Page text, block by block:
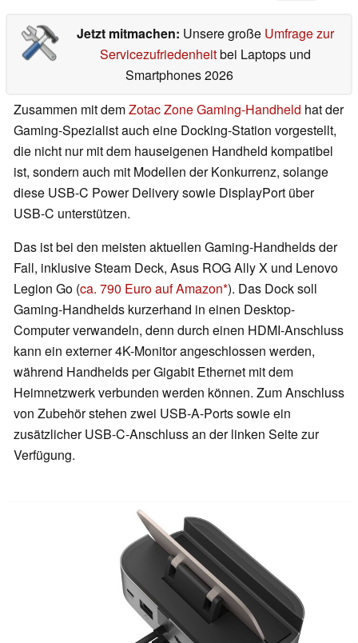
Jetzt mitmachen: Unsere große Umfrage zur
Servicezufriedenheitbei Laptops und
Smartphones 2026
Zusammen mit demZotac Zone Gaming-Handheld hat der
Gaming-Spezialist auch eine Docking-Station vorgestellt,
die nicht nur mit dem hauseigenen Handheld kompatibel
ist, sondern auch mit Modellen der Konkurrenz, solange
diese USB-C Power Delivery sowie DisplayPort über
USB-C unterstützen.
Das ist bei den meisten aktuellen Gaming-Handhelds der
Fall, inklusive Steam Deck, Asus ROG Ally X und Lenovo
Legion Go (ca. 790 Euro auf Amazon ). Das Dock soll
Gaming-Handhelds kurzerhand in einen Desktop-
Computer verwandeln, denn durch einen HDMI-Anschluss
kann ein externer 4K-Monitor angeschlossen werden,
während Handhelds per Gigabit Ethernet mit dem
Heimnetzwerk verbunden werden können. Zum Anschluss
von Zubehör stehen zwei USB-A-Ports sowie ein
zusätzlicher USB-C-Anschluss an der linken Seite zur
Verfügung.